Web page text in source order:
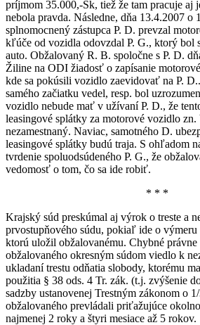
príjmom 35.000,-Sk, tiež že tam pracuje aj
nebola pravda. Následne, dňa 13.4.2007 o
splnomocnený zástupca P. D. prevzal
kľúče od vozidla odovzdal P. G., ktorý bol
auto. Obžalovaný R. B. spoločne s P. D.
Žiline na ODI žiadosť o zapísanie
kde sa pokúsili vozidlo zaevidovať na P.
samého začiatku vedel, resp. bol
vozidlo nebude mať v užívaní P. D., že
leasingové splátky za motorové vozidlo zn.
nezamestnaný. Naviac, samotného D.
leasingové splátky budú traja. S ohľadom
tvrdenie spoluodsúdeného P. G., že
vedomosť o tom, čo sa ide robiť.
* * *
Krajský súd preskúmal aj výrok o treste a
prvostupňového súdu, pokiaľ ide o výmeru
ktorú uložil obžalovanému. Chybné právne
obžalovaného okresným súdom viedlo k
ukladaní trestu odňatia slobody, ktorému
použitia § 38 ods. 4 Tr. zák. (t.j. zvýšenie
sadzby ustanovenej Trestným zákonom o
obžalovaného prevládali priťažujúce
najmenej 2 roky a štyri mesiace až 5 rokov.